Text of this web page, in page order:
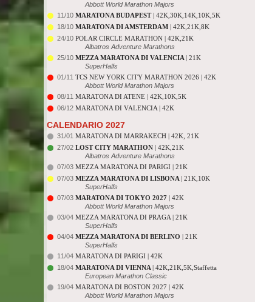
Abbott World Marathon Majors
11/10 MARATONA BUDAPEST| 42K,30K,14K,10K,5K
18/10 MARATONA DI AMSTERDAM | 42K,21K,8K
24/10 POLAR CIRCLE MARATHON | 42K,21K
Albatros Adventure Marathons
25/10 MEZZA MARATONA DI VALENCIA | 21K
SuperHalfs
01/11 TCS NEW YORK CITY MARATHON 2026 | 42K
Abbott World Marathon Majors
08/11 MARATONA DI ATENE | 42K,10K,5K
06/12 MARATONA DI VALENCIA | 42K
CALENDARIO 2027
31/01 MARATONA DI MARRAKECH | 42K, 21K
27/02 LOST CITY MARATHON | 42K,21K
Albatros Adventure Marathons
07/03 MEZZA MARATONA DI PARIGI | 21K
07/03 MEZZA MARATONA DI LISBONA | 21K,10K
SuperHalfs
07/03 MARATONA DI TOKYO 2027 | 42K
Abbott World Marathon Majors
03/04 MEZZA MARATONA DI PRAGA | 21K
SuperHalfs
04/04 MEZZA MARATONA DI BERLINO | 21K
SuperHalfs
11/04 MARATONA DI PARIGI | 42K
18/04 MARATONA DI VIENNA | 42K,21K,5K,Staffetta
European Marathon Classic
19/04 MARATONA DI BOSTON 2027 | 42K
Abbott World Marathon Majors